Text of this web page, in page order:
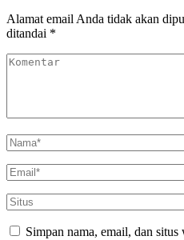
Alamat email Anda tidak akan
ditandai *
Simpan nama, email, dan